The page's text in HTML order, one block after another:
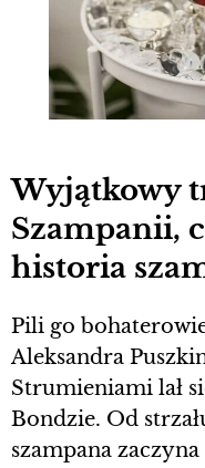
Wyjątkowy
Szampanii,
historia
Pili go
Aleksandra
Strumieniami lał
Bondzie. Od
szampana